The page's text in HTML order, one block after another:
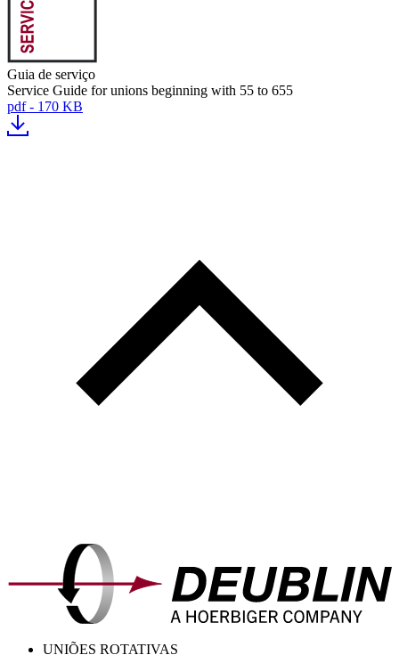
Guia de serviço
Service Guide for unions beginning with 55 to 655
pdf - 170 KB
UNIÕES ROTATIVAS